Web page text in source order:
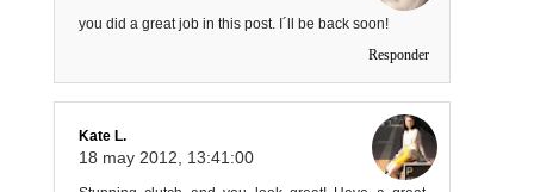
you did a great job in this post. I´ll be back soon!
Responder
Kate L.
18 may 2012, 13:41:00